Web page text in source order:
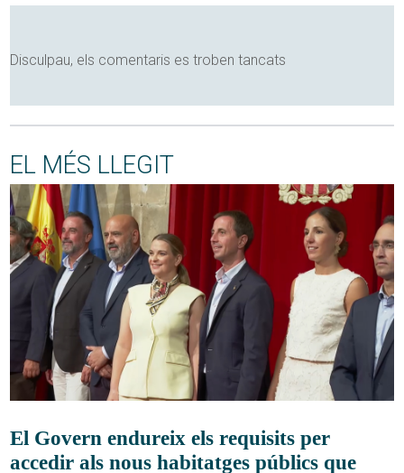
Disculpau, els comentaris es troben tancats
EL MÉS LLEGIT
El Govern endureix els requisits per
accedir als nous habitatges públics que